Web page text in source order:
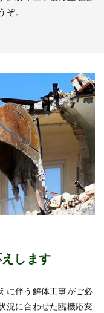
。
します
に伴う解体工事がご必
況に合わせた臨機応変